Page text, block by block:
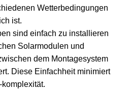
Wetterbedingungen
ist.
sind einfach zu installieren
Solarmodulen und
dem Montagesystem
Diese Einfachheit minimiert